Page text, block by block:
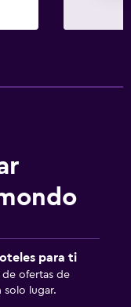
para ti
de ofertas de
solo lugar.